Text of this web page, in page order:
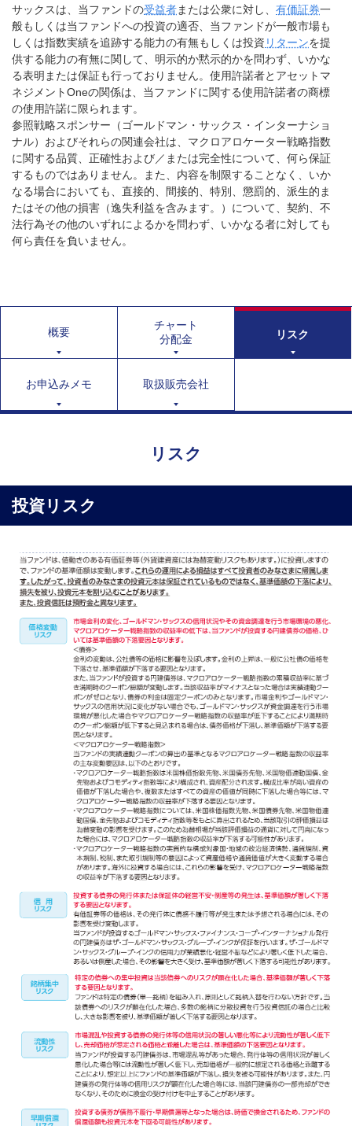
サックスは、当ファンドの受益者または公衆に対し、 有価証券一
般もしくは当ファンドへの投資の適否、当ファンドが一般市場も
しくは指数実績を追跡する能力の有無もしくは投資 リターンを提
供する能力の有無に関して、明示的か黙示的かを問わず、いかな
る表明または保証も行っておりません。使用許諾者とアセットマ
ネジメントOneの関係は、当ファンドに関する使用許諾者の商標
の使用許諾に限られます。
参照戦略スポンサー（ゴールドマン・サックス・インターナショ
ナル）およびそれらの関連会社は、マクロアロケーター戦略指数
に関する品質、正確性および／または完全性について、何ら保証
するものではありません。また、内容を制限することなく、いか
なる場合においても、直接的、間接的、特別、懲罰的、派生的ま
たはその他の損害（逸失利益を含みます。）について、契約、不
法行為その他のいずれによるかを問わず、いかなる者に対しても
何ら責任を負いません。
概要
チャート
分配金
リスク
お申込みメモ 取扱販売会社
リスク
投資リスク